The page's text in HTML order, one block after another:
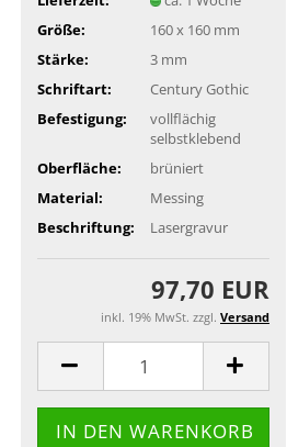
Größe:
160 x 160 mm
Stärke:
3 mm
Schriftart:
Century Gothic
Befestigung:
vollflächig
selbstklebend
Oberfläche:
brüniert
Material:
Messing
Beschriftung:
Lasergravur
97,70 EUR
inkl. 19% MwSt. zzgl. Versand